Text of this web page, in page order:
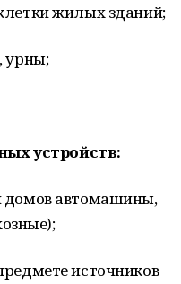
жилых зданий;
урны;
устройств:
домов автомашины,
источников